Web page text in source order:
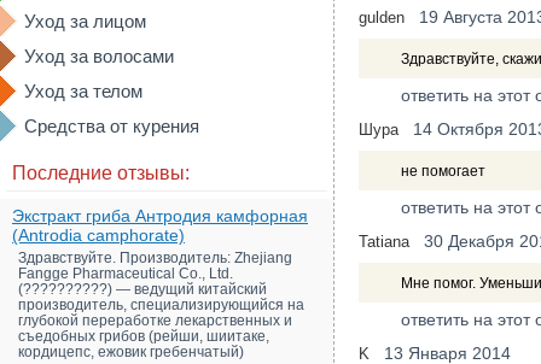
Уход за лицом
Уход за волосами
Уход за телом
Средства от курения
Последние отзывы:
Экстракт гриба Антродия камфорная
(Antrodia camphorate)
Здравствуйте. Производитель: Zhejiang
Fangge Pharmaceutical Co., Ltd.
(??????????) — ведущий китайский
производитель, специализирующийся на
глубокой переработке лекарственных и
съедобных грибов (рейши, шиитаке,
кордицепс, ежовик гребенчатый)
gulden 19 Августа
Здравствуйте,
ответить на этот
Шура 14 Октября
не помогает
ответить на этот
Tatiana 30 Декабря
Мне помог.
ответить на этот
K 13 Января 2014